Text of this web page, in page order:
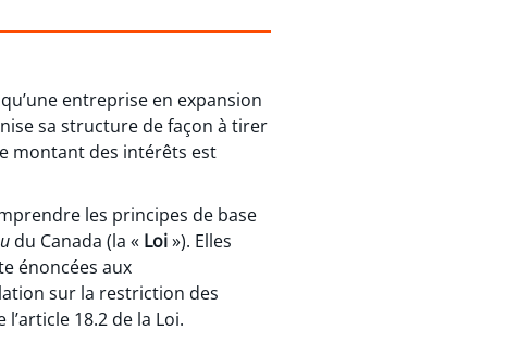
entreprise en expansion
sa structure de façon à tirer
montant des intérêts est
les principes de base
du Canada (la « Loi»). Elles
énoncées aux
sur la restriction des
18.2 de la Loi.